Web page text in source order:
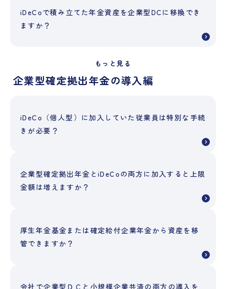
iDeCoで積み立てた年金資産を企業型DCに移換でき
ますか？
もっと見る
企業型確定拠出年金の導入編
iDeCo（個人型）に加入していた従業員は特別な手続
きが必要？
企業型確定拠出年金とiDeCoの両方に加入すると上限
金額は増えますか？
厚生年金基金または確定給付企業年金から資産を移
管できますか？
会社で企業型ＤＣと小規模企業共済の両方の導入を